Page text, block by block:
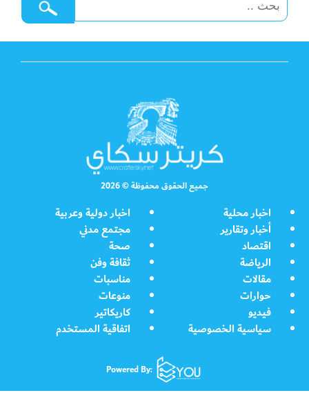
جميع الحقوق محفوظة © 2026
اخبار محلية
اخبار دولية وعربية
أخبار وتقارير
مجتمع مدني
اقتصاد
صحة
الرياضة
ثقافة وفن
مقالات
مناسبات
حوارات
منوعات
فيديو
كاريكاتير
سياسية الخصوصية
اتفاقية المستخدم
Powered By: